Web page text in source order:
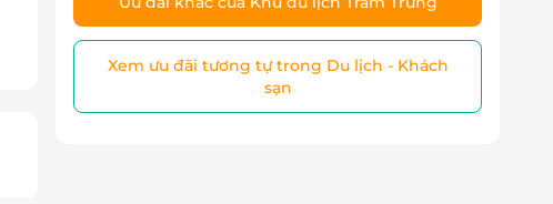
Xem ưu đãi tương tự trong Du lịch - Khách
sạn